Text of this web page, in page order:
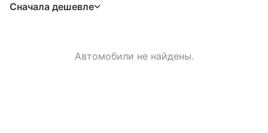
Сначала дешевле
Автомобили не найдены.